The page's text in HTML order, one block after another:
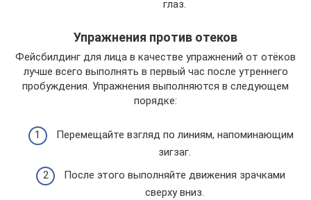
глаз.
Упражнения против отеков
Фейсбилдинг для лица в качестве упражнений от отёков
лучше всего выполнять в первый час после утреннего
пробуждения. Упражнения выполняются в следующем
порядке:
Перемещайте взгляд по линиям, напоминающим
зигзаг.
После этого выполняйте движения зрачками
сверху вниз.